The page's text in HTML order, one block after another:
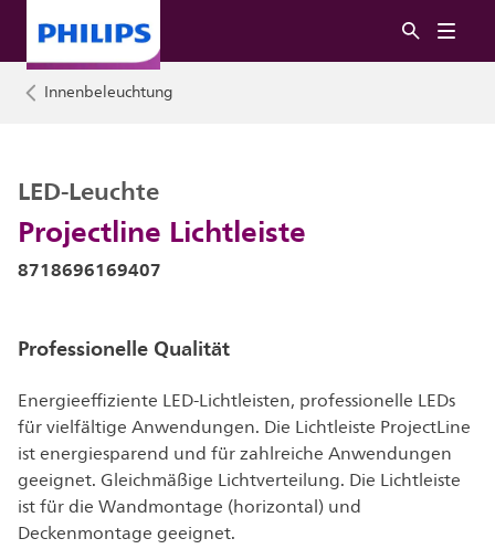
Innenbeleuchtung
Projectline Lichtleiste
LED-Leuchte
8718696169407
Professionelle Qualität
Energieeffiziente LED-Lichtleisten, professionelle LEDs
für vielfältige Anwendungen. Die Lichtleiste ProjectLine
ist energiesparend und für zahlreiche Anwendungen
geeignet. Gleichmäßige Lichtverteilung. Die Lichtleiste
ist für die Wandmontage (horizontal) und
Deckenmontage geeignet.